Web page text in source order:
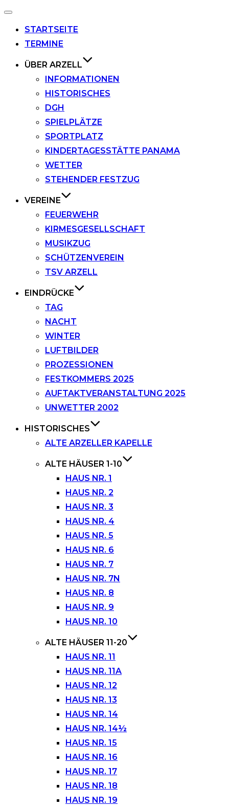
Navigation
STARTSEITE
TERMINE
ÜBER ARZELL
INFORMATIONEN
HISTORISCHES
DGH
SPIELPLÄTZE
SPORTPLATZ
KINDERTAGESSTÄTTE PANAMA
WETTER
STEHENDER FESTZUG
VEREINE
FEUERWEHR
KIRMESGESELLSCHAFT
MUSIKZUG
SCHÜTZENVEREIN
TSV ARZELL
EINDRÜCKE
TAG
NACHT
WINTER
LUFTBILDER
PROZESSIONEN
FESTKOMMERS 2025
AUFTAKTVERANSTALTUNG 2025
UNWETTER 2002
HISTORISCHES
ALTE ARZELLER KAPELLE
ALTE HÄUSER 1-10
HAUS NR. 1
HAUS NR. 2
HAUS NR. 3
HAUS NR. 4
HAUS NR. 5
HAUS NR. 6
HAUS NR. 7
HAUS NR. 7N
HAUS NR. 8
HAUS NR. 9
HAUS NR. 10
ALTE HÄUSER 11-20
HAUS NR. 11
HAUS NR. 11A
HAUS NR. 12
HAUS NR. 13
HAUS NR. 14
HAUS NR. 14½
HAUS NR. 15
HAUS NR. 16
HAUS NR. 17
HAUS NR. 18
HAUS NR. 19